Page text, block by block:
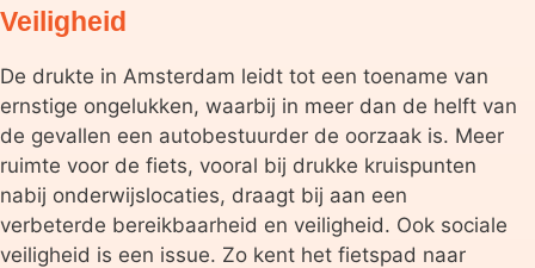
Veiligheid
De drukte in Amsterdam leidt tot een toename van
ernstige ongelukken, waarbij in meer dan de helft van
de gevallen een autobestuurder de oorzaak is. Meer
ruimte voor de fiets, vooral bij drukke kruispunten
nabij onderwijslocaties, draagt bij aan een
verbeterde bereikbaarheid en veiligheid. Ook sociale
veiligheid is een issue. Zo kent het fietspad naar